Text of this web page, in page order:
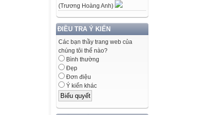
(Trương Hoàng Anh)
ĐIỀU TRA Ý KIẾN
Các bạn thầy trang web của
chúng tôi thế nào?
Bình thường
Đẹp
Đơn điệu
Ý kiến khác